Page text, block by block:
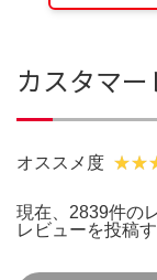
カスタマ
オススメ度
現在、2839件の
レビューを投稿